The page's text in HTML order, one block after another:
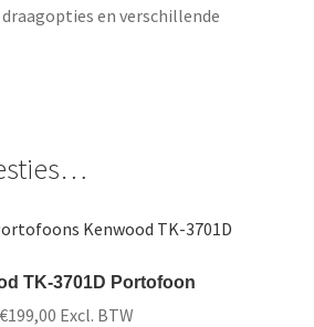
en verschillende
TK-3701D Portofoon
€199,00 Excl. BTW